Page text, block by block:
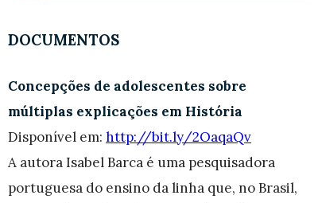
DOCUMENTOS
Concepções de adolescentes sobre
múltiplas explicações em História
Disponível em: http://bit.ly/2OaqaQv
A autora Isabel Barca é uma pesquisadora
portuguesa do ensino da linha que, no Brasil,